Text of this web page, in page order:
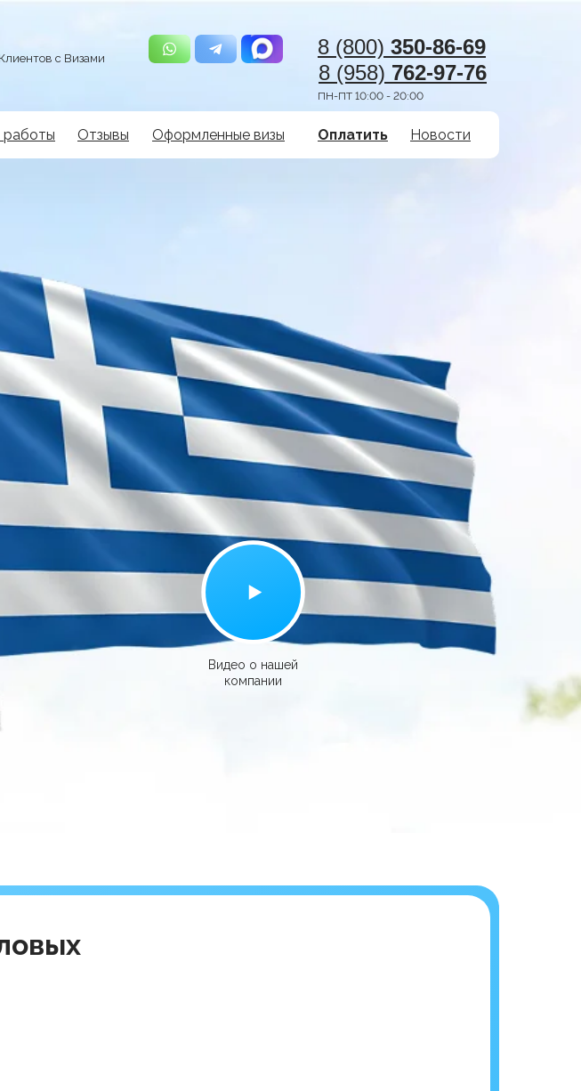
Видео о нашей
компании
ПН-ПТ 10:00 - 20:00
Клиентов с Визами
Новости
Отзывы Оформленные визы
работы
8 (958) 762-97-76
8 (800) 350-86-69
Оплатить
Санкт-Петербург- Обычная подача
ботом; Включая сборы)
через VIP зал
30 500 руб.